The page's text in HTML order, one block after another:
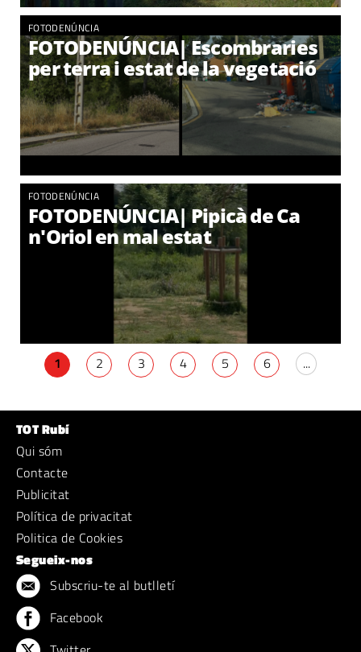
FOTODENÚNCIA
FOTODENÚNCIA| Escombraries
per terra i estat de la vegetació
FOTODENÚNCIA
FOTODENÚNCIA| Pipicà de Ca
n'Oriol en mal estat
1 2 3 4 5 6 ...
TOT Rubí
Qui sóm
Contacte
Publicitat
Política de privacitat
Politica de Cookies
Segueix-nos
Subscriu-te al butlletí
Facebook